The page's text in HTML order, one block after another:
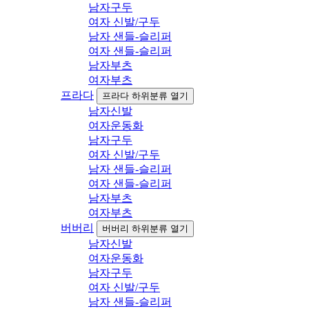
남자구두
여자 신발/구두
남자 샌들-슬리퍼
여자 샌들-슬리퍼
남자부츠
여자부츠
프라다
프라다 하위분류 열기
남자신발
여자운동화
남자구두
여자 신발/구두
남자 샌들-슬리퍼
여자 샌들-슬리퍼
남자부츠
여자부츠
버버리
버버리 하위분류 열기
남자신발
여자운동화
남자구두
여자 신발/구두
남자 샌들-슬리퍼